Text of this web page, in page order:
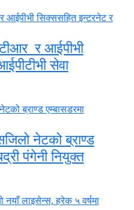
र आईपीभी
सेवा
नेटको ब्राण्ड
पंगेनी नियुक्त